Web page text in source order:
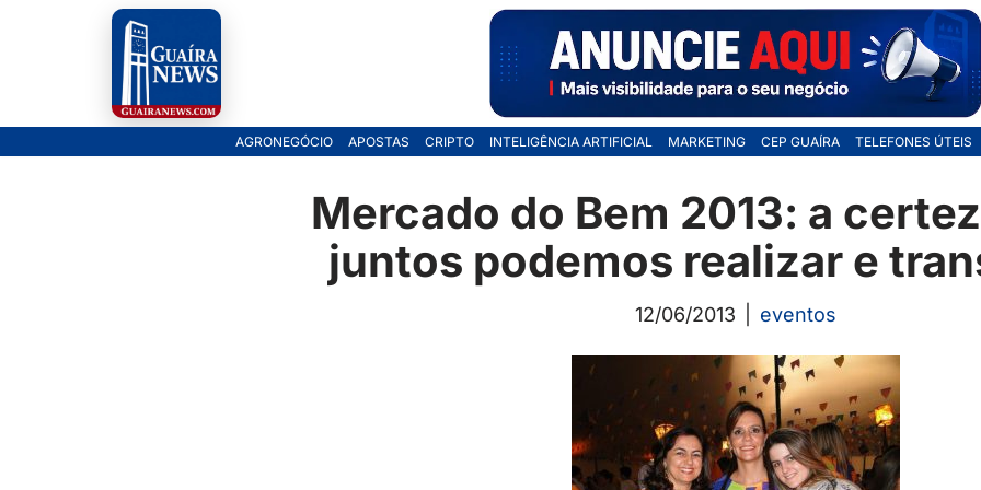
AGRONEGÓCIO APOSTAS CRIPTO INTELIGÊNCIA ARTIFICIAL MARKETING CEP GUAÍRA TELEFONES ÚTEIS
Mercado do Bem 2013: a
juntos podemos realizar e
12/06/2013 eventos